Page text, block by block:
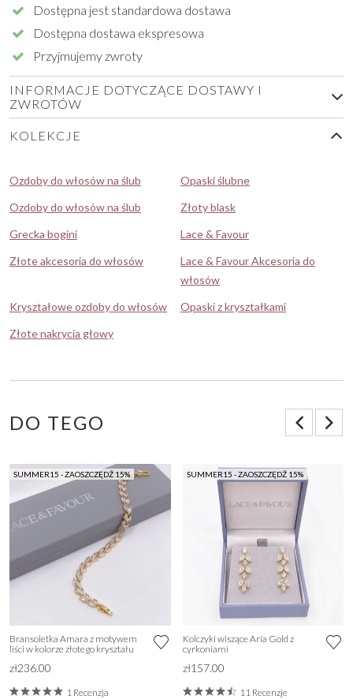
Dostępna jest standardowa dostawa
Dostępna dostawa ekspresowa
Przyjmujemy zwroty
INFORMACJE DOTYCZĄCE DOSTAWY I
ZWROTÓW
KOLEKCJE
Ozdoby do włosów na ślub
Opaski ślubne
Ozdoby do włosów na ślub
Złoty blask
Grecka bogini
Lace & Favour
Złote akcesoria do włosów
Lace & Favour Akcesoria do
włosów
Kryształowe ozdoby do włosów
Opaski z kryształkami
Złote nakrycia głowy
DO TEGO
SUMMER15 - ZAOSZCZĘDŹ 15%
Bransoletka Amara z motywem
liści w kolorze złotego kryształu
zł236.00
1 Recenzja
SUMMER15 - ZAOSZCZĘDŹ 15%
Kolczyki wiszące Aria Gold z
cyrkoniami
zł157.00
11 Recenzje